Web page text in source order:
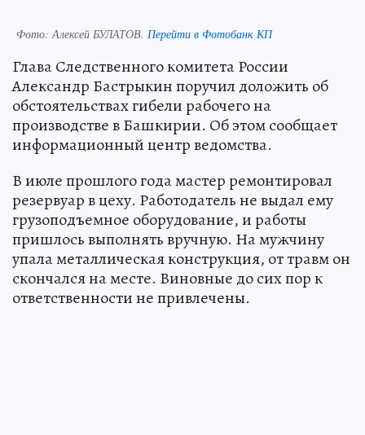
Фото:Алексей БУЛАТОВ. Перейти в Фотобанк КП
Глава Следственного комитета России
Александр Бастрыкин поручил доложить об
обстоятельствах гибели рабочего на
производстве в Башкирии. Об этом сообщает
информационный центр ведомства.
В июле прошлого года мастер ремонтировал
резервуар в цеху. Работодатель не выдал ему
грузоподъемное оборудование, и работы
пришлось выполнять вручную. На мужчину
упала металлическая конструкция, от травм он
скончался на месте. Виновные до сих пор к
ответственности не привлечены.